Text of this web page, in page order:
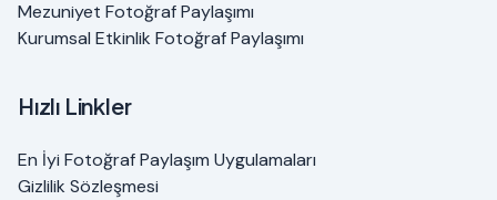
Mezuniyet Fotoğraf Paylaşımı
Kurumsal Etkinlik Fotoğraf Paylaşımı
Hızlı Linkler
En İyi Fotoğraf Paylaşım Uygulamaları
Gizlilik Sözleşmesi